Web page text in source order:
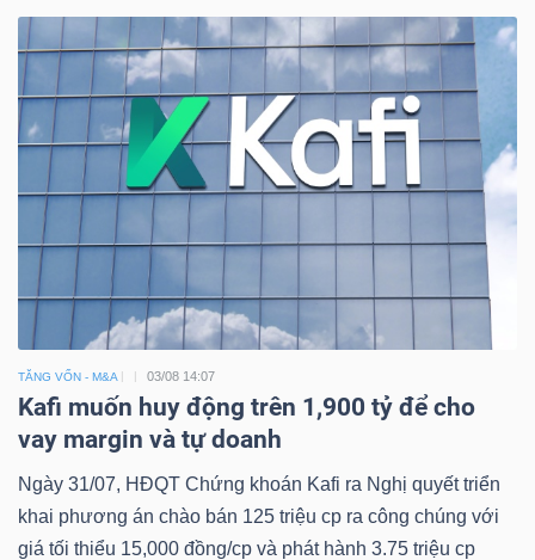
TĂNG VỐN - M&A 03/08 14:07
Kafi muốn huy động trên 1,900 tỷ để cho
vay margin và tự doanh
Ngày 31/07, HĐQT Chứng khoán Kafi ra Nghị quyết triển
khai phương án chào bán 125 triệu cp ra công chúng với
giá tối thiểu 15,000 đồng/cp và phát hành 3.75 triệu cp